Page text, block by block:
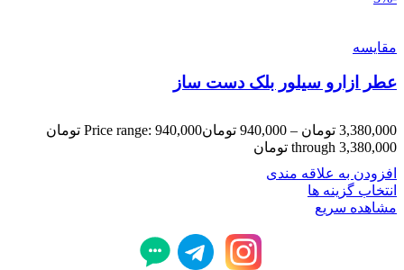
مقایسه
عطر ازارو سیلور بلک دست ساز
3,380,000 تومان –
940,000 تومان
Price range: 940,000 تومان
through 3,380,000 تومان
افزودن به علاقه مندی
انتخاب گزینه ها
مشاهده سریع